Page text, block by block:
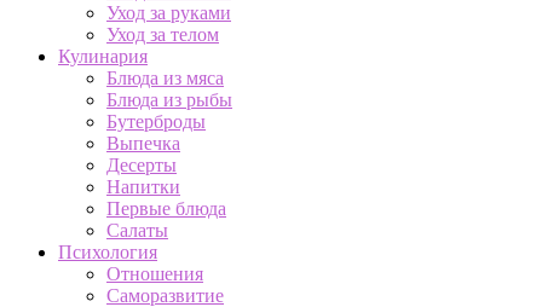
Уход за руками
Уход за телом
Кулинария
Блюда из мяса
Блюда из рыбы
Бутерброды
Выпечка
Десерты
Напитки
Первые блюда
Салаты
Психология
Отношения
Саморазвитие